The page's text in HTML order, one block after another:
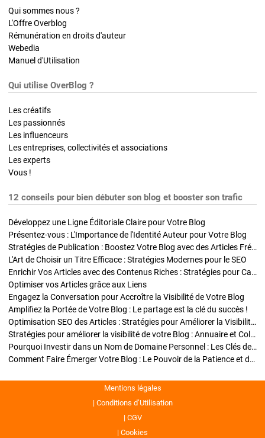
Qui sommes nous ?
L'Offre Overblog
Rémunération en droits d'auteur
Webedia
Manuel d'Utilisation
Qui utilise OverBlog ?
Les créatifs
Les passionnés
Les influenceurs
Les entreprises, collectivités et associations
Les experts
Vous !
12 conseils pour bien débuter son blog et booster son trafic
Développez une Ligne Éditoriale Claire pour Votre Blog
Présentez-vous : L'Importance de l'Identité Auteur pour Votre Blog
Stratégies de Publication : Boostez Votre Blog avec des Articles Fréquents et Exclusifs
L'Art de Choisir un Titre Efficace : Stratégies Modernes pour le SEO
Enrichir Vos Articles avec des Contenus Riches : Stratégies pour Captiver et Optimiser
Optimiser vos Articles grâce aux Liens
Engagez la Conversation pour Accroître la Visibilité de Votre Blog
Amplifiez la Portée de Votre Blog : Le partage est la clé du succès !
Optimisation SEO des Articles : Stratégies pour Améliorer la Visibilité de Votre Blog
Stratégies pour améliorer la visibilité de votre Blog : Annuaire et Collaborations
Pourquoi Investir dans un Nom de Domaine Personnel : Les Clés de la Réussite de Votre Blog
Comment Faire Émerger Votre Blog : Le Pouvoir de la Patience et de la Persévérance
Mentions légales
Conditions d’Utilisation
CGV
Cookies